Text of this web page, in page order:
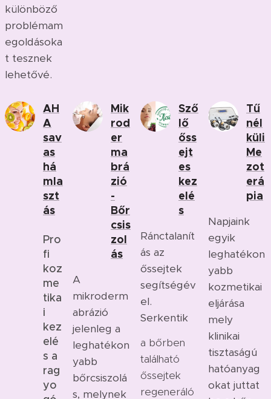
különböző
problémam
egoldásoka
t tesznek
lehetővé.
AH
A
sav
as
há
mla
szt
ás
Pro
fi
koz
me
tika
i
kez
elé
s a
rag
yo
Mik
rod
er
ma
brá
zió
-
Bőr
csis
zol
ás
A
mikroderm
abrázió
jelenleg a
leghatékon
yabb
bőrcsiszolá
s, melynek
Sző
lő
őss
ejt
es
kez
elé
s
Ránctalanít
ás az
őssejtek
segítségév
el.
Serkentik
a bőrben
található
őssejtek
regeneráló
Tű
nél
küli
Me
zot
erá
pia
Napjaink
egyik
leghatékon
yabb
kozmetikai
eljárása
mely
klinikai
tisztaságú
hatóanyag
okat juttat